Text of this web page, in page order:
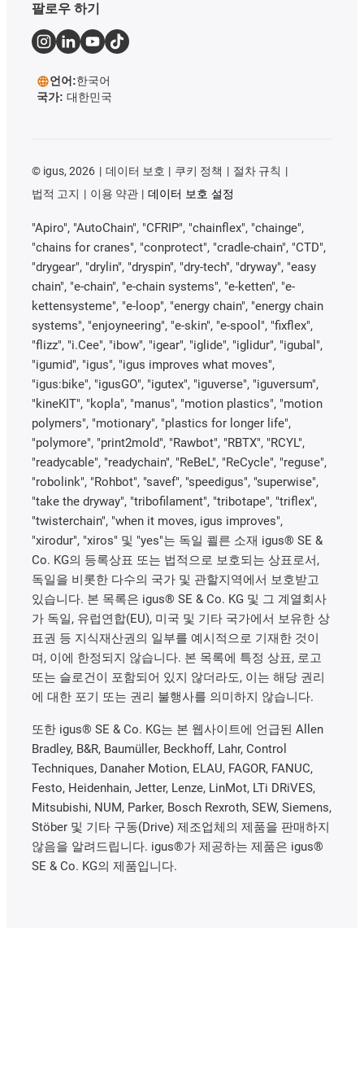
팔로우 하기
언어:한국어
국가: 대한민국
© igus, 2026 데이터 보호 쿠키 정책
절차 규칙
법적 고지
이용 약관 데이터 보호 설정
"Apiro", "AutoChain", "CFRIP", "chainflex", "chainge",
"chains for cranes", "conprotect", "cradle-chain", "CTD",
"drygear", "drylin", "dryspin", "dry-tech", "dryway", "easy
chain", "e-chain", "e-chain systems", "e-ketten", "e-
kettensysteme", "e-loop", "energy chain", "energy chain
systems", "enjoyneering", "e-skin", "e-spool", "fixflex",
"flizz", "i.Cee", "ibow", "igear", "iglide", "iglidur", "igubal",
"igumid", "igus", "igus improves what moves",
"igus:bike", "igusGO", "igutex", "iguverse", "iguversum",
"kineKIT", "kopla", "manus", "motion plastics", "motion
polymers", "motionary", "plastics for longer life",
"polymore", "print2mold", "Rawbot", "RBTX", "RCYL",
"readycable", "readychain", "ReBeL", "ReCycle", "reguse",
"robolink", "Rohbot", "savef", "speedigus", "superwise",
"take the dryway", "tribofilament", "tribotape", "triflex",
"twisterchain", "when it moves, igus improves",
"xirodur", "xiros" 및 "yes"는 독일 쾰른 소재 igus® SE &
Co. KG의 등록상표 또는 법적으로 보호되는 상표로서,
독일을 비롯한 다수의 국가 및 관할지역에서 보호받고
있습니다. 본 목록은 igus® SE & Co. KG 및 그 계열회사
가 독일, 유럽연합(EU), 미국 및 기타 국가에서 보유한 상
표권 등 지식재산권의 일부를 예시적으로 기재한 것이
며, 이에 한정되지 않습니다. 본 목록에 특정 상표, 로고
또는 슬로건이 포함되어 있지 않더라도, 이는 해당 권리
에 대한 포기 또는 권리 불행사를 의미하지 않습니다.
또한 igus® SE & Co. KG는 본 웹사이트에 언급된 Allen
Bradley, B&R, Baumüller, Beckhoff, Lahr, Control
Techniques, Danaher Motion, ELAU, FAGOR, FANUC,
Festo, Heidenhain, Jetter, Lenze, LinMot, LTi DRiVES,
Mitsubishi, NUM, Parker, Bosch Rexroth, SEW, Siemens,
Stöber 및 기타 구동(Drive) 제조업체의 제품을 판매하지
않음을 알려드립니다. igus®가 제공하는 제품은 igus®
SE & Co. KG의 제품입니다.